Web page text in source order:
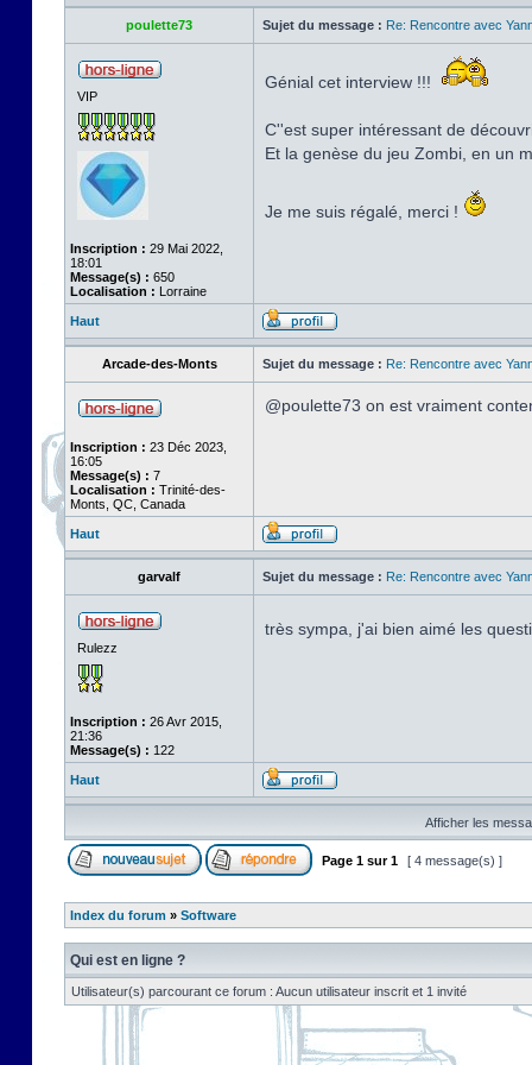
poulette73 Sujet du message : Re: Rencontre avec
VIP
Inscription : 29 Mai 2022,
18:01
Message(s) : 650
Localisation : Lorraine
Génial cet interview !!!
C''est super intéressant de
Et la genèse du jeu Zombi, en un
Je me suis régalé, merci !
Haut
Arcade-des-Monts Sujet du message : Re: Rencontre avec
Inscription : 23 Déc 2023,
16:05
Message(s) : 7
Localisation : Trinité-des-
Monts, QC, Canada
@poulette73 on est vraiment
Haut
garvalf Sujet du message : Re: Rencontre avec
Rulezz
Inscription : 26 Avr 2015,
21:36
Message(s) : 122
très sympa, j'ai bien aimé les
Haut
Afficher les
Page 1 sur1 [ 4 message(s) ]
Index du forum » Software
Qui est en ligne ?
Utilisateur(s) parcourant ce forum : Aucun utilisateur inscrit et 1 invité